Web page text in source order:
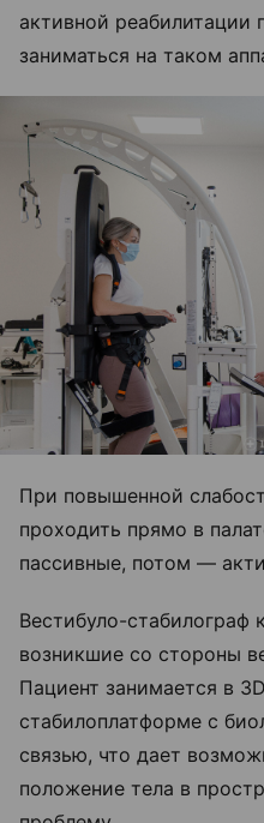
активной реабилитации
заниматься на таком
При повышенной
проходить прямо в
пассивные, потом —
Вестибуло-стабилограф
возникшие со стороны
Пациент занимается в
стабилоплатформе с
связью, что дает
положение тела в